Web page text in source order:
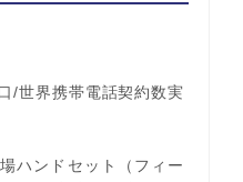
界携帯電話契約数実
ドセット（フィー